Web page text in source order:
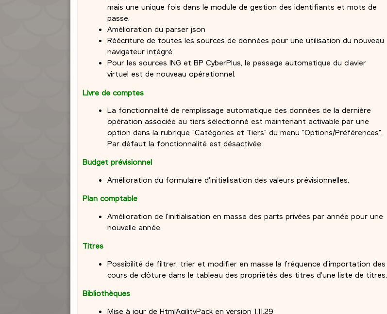
mais une unique fois dans le module de gestion des identifiants et mots de
passe.
Amélioration du parser json
Réécriture de toutes les sources de données pour une utilisation du nouveau
navigateur intégré.
Pour les sources ING et BP CyberPlus, le passage automatique du clavier
virtuel est de nouveau opérationnel.
Livre de comptes
La fonctionnalité de remplissage automatique des données de la dernière
opération associée au tiers sélectionné est maintenant activable par une
option dans la rubrique "Catégories et Tiers" du menu "Options/Préférences".
Par défaut la fonctionnalité est désactivée.
Budget prévisionnel
Amélioration du formulaire d'initialisation des valeurs prévisionnelles.
Plan comptable
Amélioration de l'initialisation en masse des parts privées par année pour une
nouvelle année.
Titres
Possibilité de filtrer, trier et modifier en masse la fréquence d'importation des
cours de clôture dans le tableau des propriétés des titres d'une liste de titres.
Bibliothèques
Mise à jour de HtmlAgilityPack en version 1.11.29